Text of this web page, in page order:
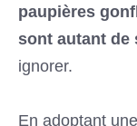
paupières
sont autant de
ignorer.
En adoptant